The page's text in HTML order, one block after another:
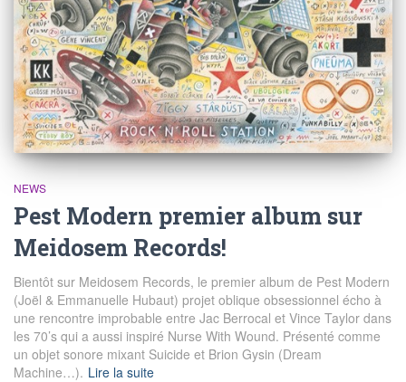
NEWS
Pest Modern premier album sur
Meidosem Records!
Bientôt sur Meidosem Records, le premier album de Pest Modern
(Joël & Emmanuelle Hubaut) projet oblique obsessionnel écho à
une rencontre improbable entre Jac Berrocal et Vince Taylor dans
les 70’s qui a aussi inspiré Nurse With Wound. Présenté comme
un objet sonore mixant Suicide et Brion Gysin (Dream
Machine…). Lire la suite